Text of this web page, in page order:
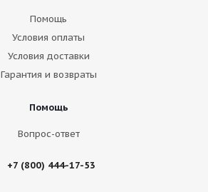
Помощь
Условия оплаты
Условия доставки
Гарантия и возвраты
Помощь
Вопрос-ответ
+7 (800) 444-17-53